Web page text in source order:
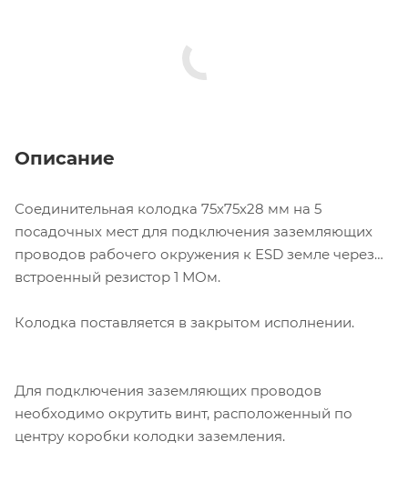
Описание
Соединительная колодка 75х75х28 мм на 5
посадочных мест для подключения заземляющих
проводов рабочего окружения к ESD земле через
встроенный резистор 1 МОм.
Колодка поставляется в закрытом исполнении.
Для подключения заземляющих проводов
необходимо окрутить винт, расположенный по
центру коробки колодки заземления.